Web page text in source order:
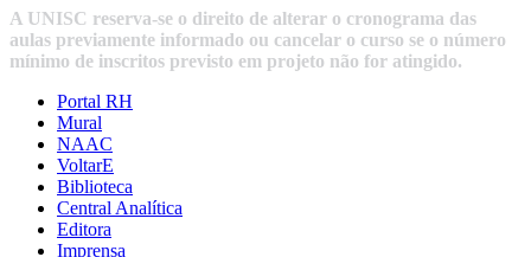
A UNISC reserva-se o direito de alterar o cronograma das
aulas previamente informado ou cancelar o curso se o número
mínimo de inscritos previsto em projeto não for atingido.
Portal RH
Mural
NAAC
VoltarE
Biblioteca
Central Analítica
Editora
Imprensa